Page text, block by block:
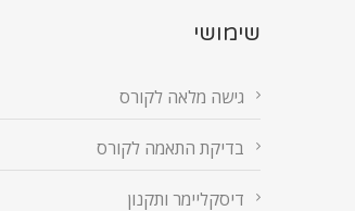
שימושי
גישה מלאה לקורס
בדיקת התאמה לקורס
דיסקליימר ותקנון